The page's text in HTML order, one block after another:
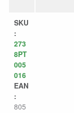
SKU
:
273
8PT
005
016
EAN
:
805